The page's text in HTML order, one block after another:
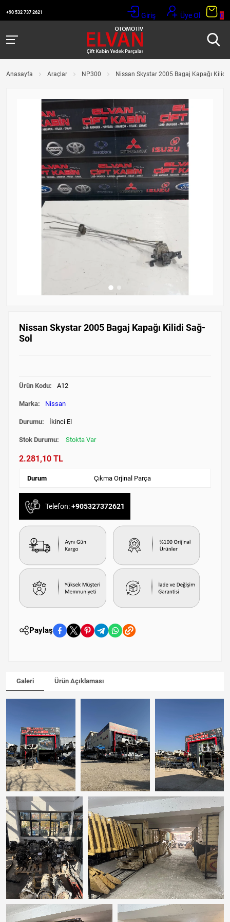
+90 532 737 2621 Giriş Üye Ol 0
Anasayfa Araçlar NP300 Nissan Skystar 2005 Bagaj Kapağı Kilidi
Nissan Skystar 2005 Bagaj Kapağı Kilidi Sağ-
Sol
Ürün Kodu: A12
Marka: Nissan
Durumu: İkinci El
Stok Durumu: Stokta Var
2.281,10 TL
Durum Çıkma Orjinal Parça
Telefon:+905327372621
Paylaş
Galeri Ürün Açıklaması